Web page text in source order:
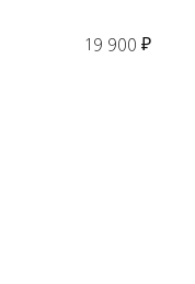
19 900 ₽